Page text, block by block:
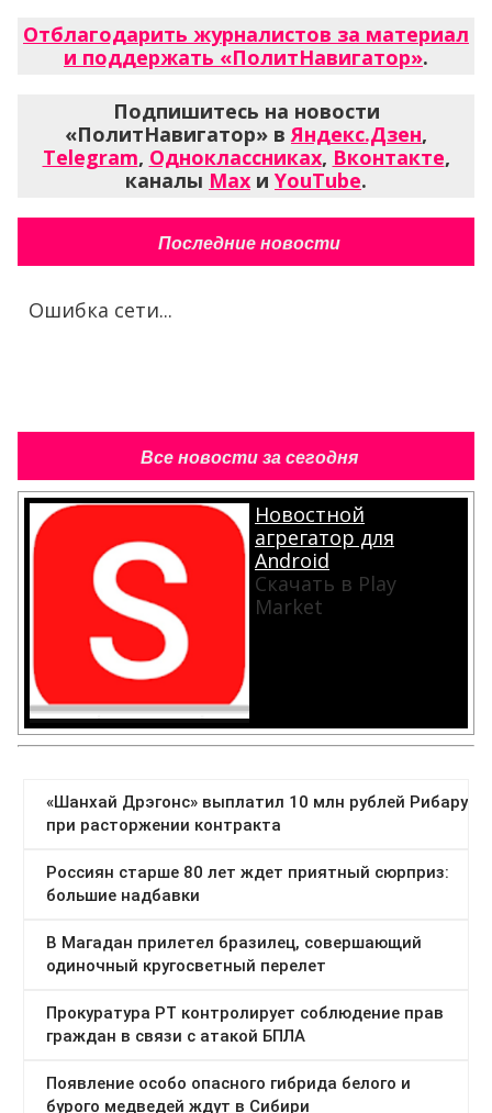
Отблагодарить журналистов за материал
и поддержать «ПолитНавигатор».
Подпишитесь на новости
«ПолитНавигатор» в Яндекс.Дзен,
Telegram, Одноклассниках, Вконтакте,
каналы Max и YouTube.
Последние новости
Ошибка сети...
Все новости за сегодня
Новостной
агрегатор для
Android
Скачать в Play
Market